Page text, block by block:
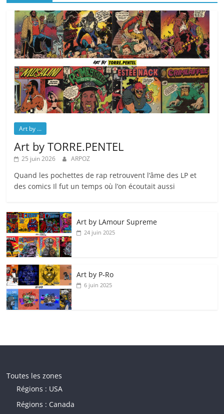
Art by ...
Art by TORRE.PENTEL
25 juin 2026 ARPOZ
Quand les pochettes de rap retrouvent l’âme des LP et
des comics Il fut un temps où l’on écoutait aussi
Art by LAmour Supreme
24 juin 2025
Art by P‑Ro
6 juin 2025
Toutes les zones
Régions : USA
Régions : Canada